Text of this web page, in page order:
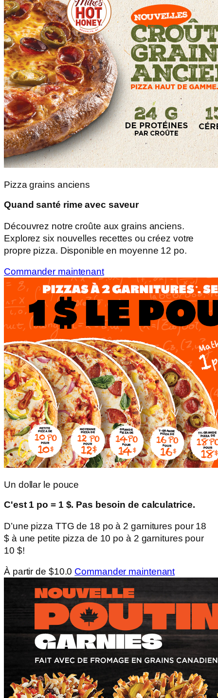
Pizza grains anciens
Quand santé rime avec saveur
Découvrez notre croûte aux grains anciens.
Explorez six nouvelles recettes ou créez votre
propre pizza. Disponible en moyenne 12 po.
Commander maintenant
Un dollar le pouce
C'est 1 po = 1 $. Pas besoin de calculatrice.
D’une pizza TTG de 18 po à 2 garnitures pour 18
$ à une petite pizza de 10 po à 2 garnitures pour
10 $!
À partir de $10.0 Commander maintenant